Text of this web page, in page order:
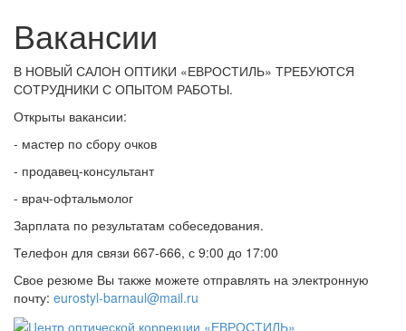
Вакансии
В НОВЫЙ САЛОН ОПТИКИ «ЕВРОСТИЛЬ» ТРЕБУЮТСЯ
СОТРУДНИКИ С ОПЫТОМ РАБОТЫ.
Открыты вакансии:
- мастер по сбору очков
- продавец-консультант
- врач-офтальмолог
Зарплата по результатам собеседования.
Телефон для связи 667-666, с 9:00 до 17:00
Свое резюме Вы также можете отправлять на электронную
почту: eurostyl-barnaul@mail.ru